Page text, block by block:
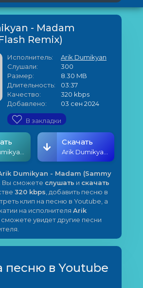
- Madam
Remix)
Исполнитель:
Arik Dumikyan
Слушали:
300
Размер:
8.30 MB
Длительность:
03:37
Качество:
320 kbps
Добавлено:
03 сен 2024
В закладки
Скачать
Dumikyan - Madam (Sammy
Вы сможете слушать и скачать
320 kbps , добавить песню в
клип на песню в Youtube, а
на исполнителя Arik
увидет другие песни
песню в Youtube